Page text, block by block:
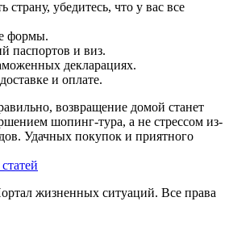
страну, убедитесь, что у вас все
формы.
паспортов и виз.
декларациях.
и оплате.
возвращение домой станет
шопинг‑тура, а не стрессом из-
Удачных покупок и приятного
жизненных ситуаций. Все права